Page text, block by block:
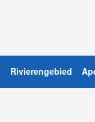
Rivierengebied